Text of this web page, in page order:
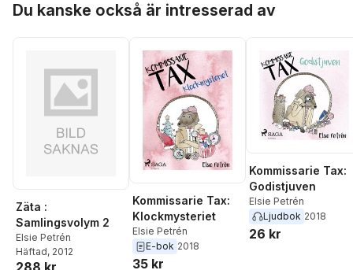
Du kanske också är intresserad av
Zäta :
Samlingsvolym 2
Elsie Petrén
Häftad, 2012
288 kr
Kommissarie Tax:
Klockmysteriet
Elsie Petrén
E-bok 2018
35 kr
Kommissarie Tax:
Godistjuven
Elsie Petrén
Ljudbok 2018
26 kr